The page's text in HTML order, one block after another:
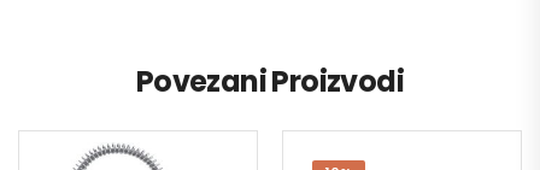
Povezani Proizvodi